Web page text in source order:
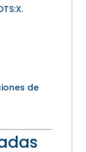
de